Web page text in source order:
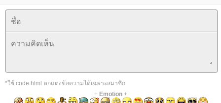
*ใช้ code html ตกแต่งข้อความได้เฉพาะสมาชิก
+ Emotion+